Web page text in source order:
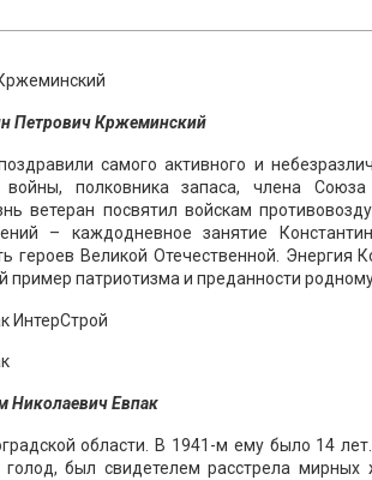
Петрович Кржеминский
самого активного и
полковника запаса, члена Союза
ветеран посвятил войскам
– каждодневное занятие
Великой Отечественной. Энергия
пример патриотизма и преданности
Николаевич Евпак
области. В 1941-м ему было 14
был свидетелем расстрела мирных